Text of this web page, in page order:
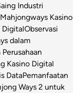
Industri
Kasino
DigitalObservasi
dalam
Kasino Digital
DataPemanfaatan
Ways 2 untuk